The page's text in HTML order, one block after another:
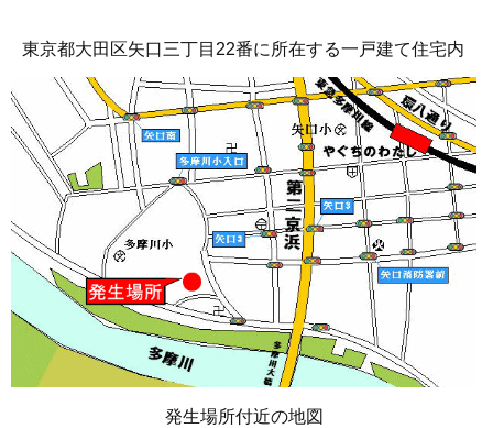
東京都大田区矢口三丁目22番に所在する一戸建て住宅内
発生場所付近の地図